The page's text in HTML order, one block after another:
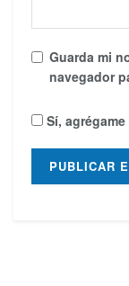
Guarda mi
navegador
Sí,